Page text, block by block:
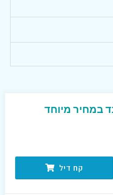
במחיר מיוחד
קח דיל